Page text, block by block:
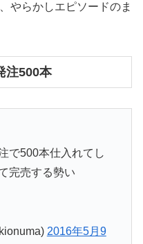
やらかしエピソードのま
注500本
で500本仕入れてし
完売する勢い
2016年5月9